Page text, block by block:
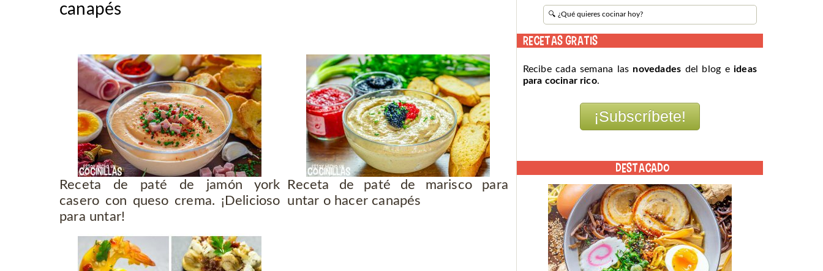
canapés
Receta de paté de jamón york
casero con queso crema. ¡Delicioso
para untar!
Receta de paté de marisco para
untar o hacer canapés
RECETAS GRATIS
Recibe cada semana las novedades del blog e ideas
para cocinar rico.
DESTACADO